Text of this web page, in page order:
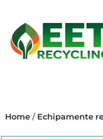
Home / Echipamente